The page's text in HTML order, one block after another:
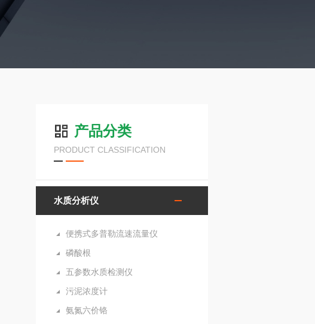
产品分类
PRODUCT CLASSIFICATION
水质分析仪
便携式多普勒流速流量仪
磷酸根
五参数水质检测仪
污泥浓度计
氨氮六价铬